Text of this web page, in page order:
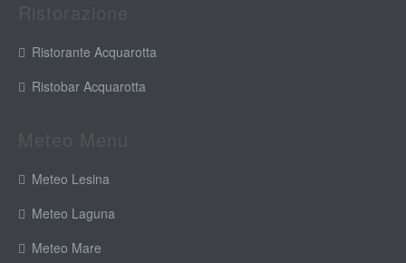
Ristorante Acquarotta
Ristobar Acquarotta
Meteo Lesina
Meteo Laguna
Meteo Mare